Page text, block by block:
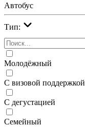
Автобус
Тип:
Молодёжный
С визовой поддержкой
С дегустацией
Семейный